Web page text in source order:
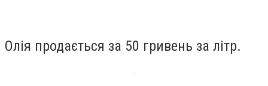
Олія продається за 50 гривень за літр.